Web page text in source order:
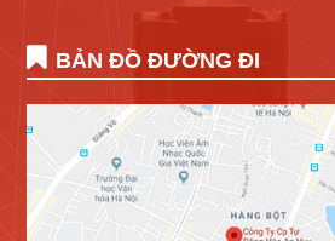
BẢN ĐỒ ĐƯỜNG ĐI